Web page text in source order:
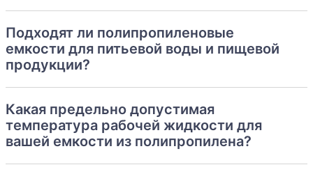
Подземная емкость 10 м3 из полипропилена
идеально заменяет емкости объемом (V=10 кубов) из
других материалов.
Наши квалифицированные специалисты будут рады
помочь вам в выборе.
Уточняйте стоимость по телефону или email !
Подходят ли полипропиленовые
емкости для питьевой воды и пищевой
продукции?
Какая предельно допустимая
температура рабочей жидкости для
вашей емкости из полипропилена?